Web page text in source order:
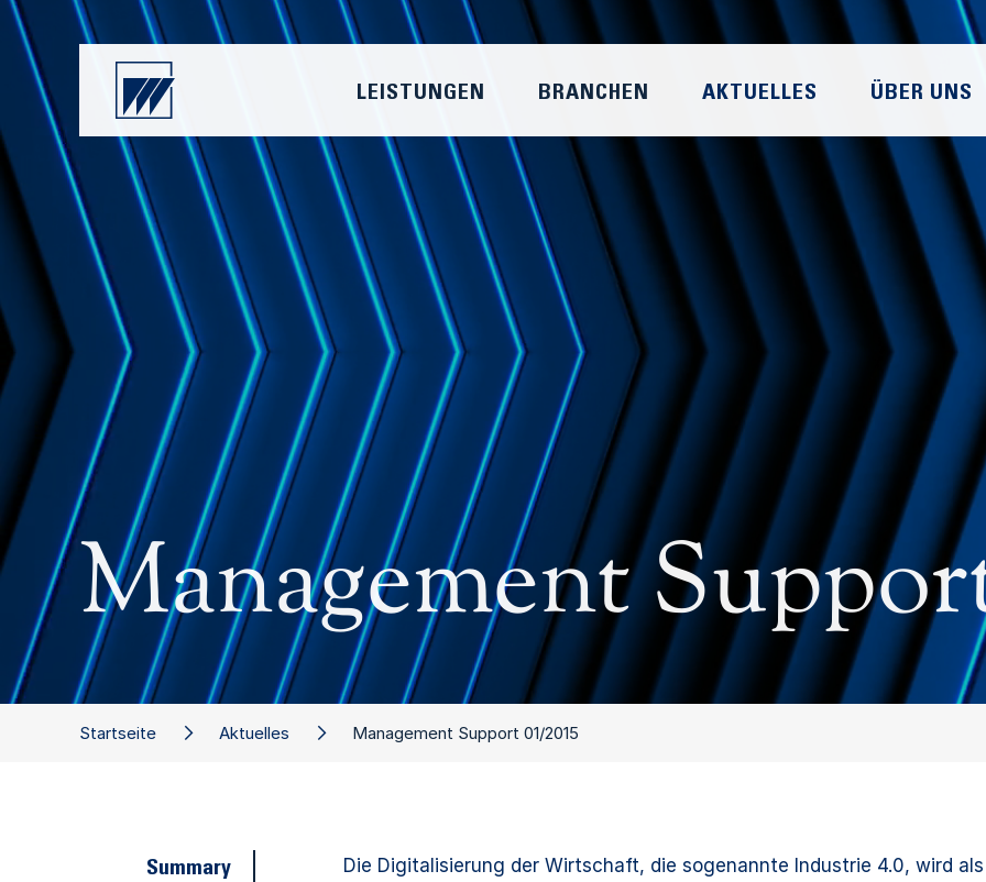
Die Digitalisierung der Wirtschaft, die sogenannte Industrie 4.0, wird
Startseite Aktuelles Management Support 01/2015
Management
LEISTUNGEN BRANCHEN AKTUELLES ÜBER UNS
Summary